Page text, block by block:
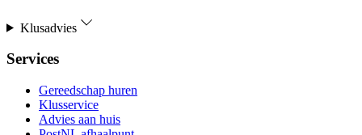
Klusadvies
Services
Gereedschap huren
Klusservice
Advies aan huis